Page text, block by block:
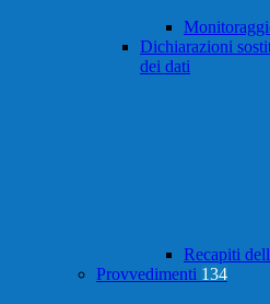
Dichiarazioni
dei dati
Recapiti
Provvedimenti 134